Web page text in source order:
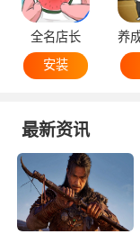
全名店长
安装
最新资讯